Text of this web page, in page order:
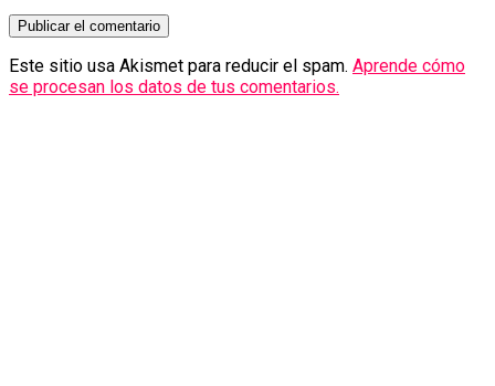
Este sitio usa Akismet para reducir el spam. Aprende cómo
se procesan los datos de tus comentarios.